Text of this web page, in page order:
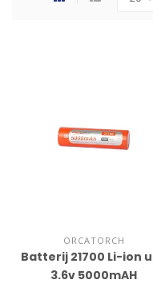
ORCATORCH
Batterij 21700 Li-ion
3.6v 5000mAH